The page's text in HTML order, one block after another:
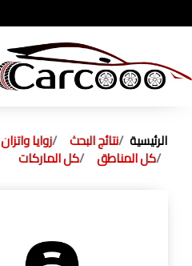
الرئيسية نتائج البحث زوايا واتزان
كل المناطق كل الماركات